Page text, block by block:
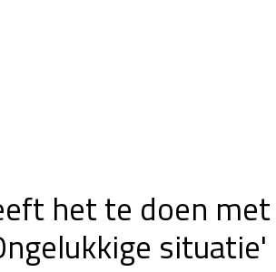
het te doen
situatie'